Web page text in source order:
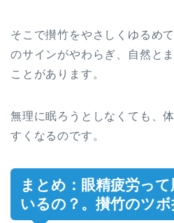
そこで攅竹をやさしくゆるめ
のサインがやわらぎ、自然と
ことがあります。
無理に眠ろうとしなくても、
すくなるのです。
まとめ：眼精疲労っ
いるの？。攅竹のツ